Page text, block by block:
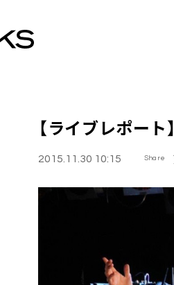
【ライブレポート】
2015.11.30 10:15 Share